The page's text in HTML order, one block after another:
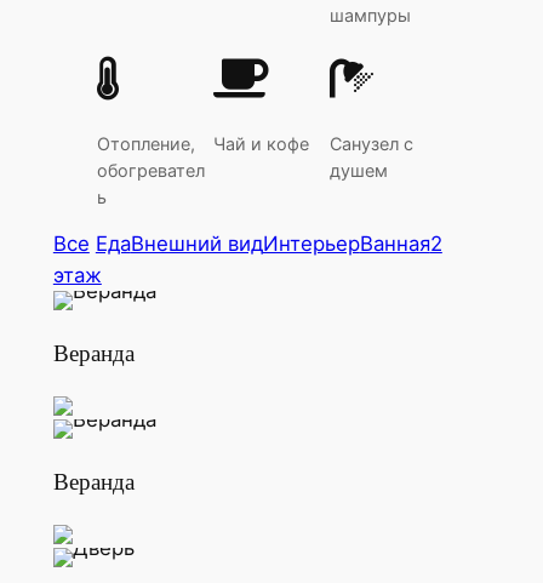
шампуры
Отопление,
обогревател
ь
Чай и кофе
Санузел с
душем
Все ЕдаВнешний видИнтерьерВанная2
этаж
Веранда
Веранда